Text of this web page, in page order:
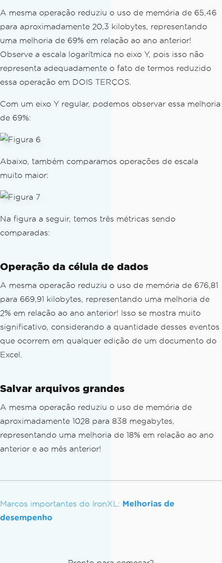
A mesma operação reduziu o uso de memória de 65,46
para aproximadamente 20,3 kilobytes, representando
uma melhoria de 69% em relação ao ano anterior!
Observe a escala logarítmica no eixo Y, pois isso não
representa adequadamente o fato de termos reduzido
essa operação em DOIS TERÇOS.
Com um eixo Y regular, podemos observar essa melhoria
de 69%:
Abaixo, também comparamos operações de escala
muito maior:
Na figura a seguir, temos três métricas sendo
comparadas:
Operação da célula de dados
A mesma operação reduziu o uso de memória de 676,81
para 669,91 kilobytes, representando uma melhoria de
2% em relação ao ano anterior! Isso se mostra muito
significativo, considerando a quantidade desses eventos
que ocorrem em qualquer edição de um documento do
Excel.
Salvar arquivos grandes
A mesma operação reduziu o uso de memória de
aproximadamente 1028 para 838 megabytes,
representando uma melhoria de 18% em relação ao ano
anterior e ao mês anterior!
Marcos importantes do IronXL: Melhorias de
desempenho